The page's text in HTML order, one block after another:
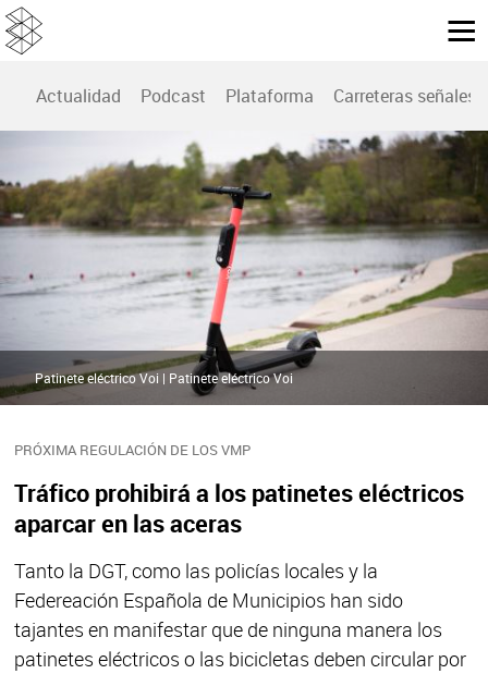
Actualidad Podcast Plataforma Carreteras señales
PRÓXIMA REGULACIÓN DE LOS VMP
Tráfico prohibirá a los patinetes eléctricos
aparcar en las aceras
Tanto la DGT, como las policías locales y la
Federeación Española de Municipios han sido
tajantes en manifestar que de ninguna manera los
patinetes eléctricos o las bicicletas deben circular por
Patinete eléctrico Voi | Patinete eléctrico Voi